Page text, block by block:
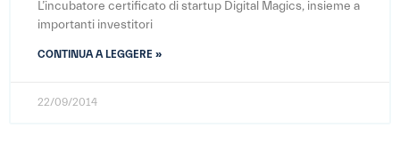
L’incubatore certificato di startup Digital Magics, insieme a
importanti investitori
CONTINUA A LEGGERE »
22/09/2014